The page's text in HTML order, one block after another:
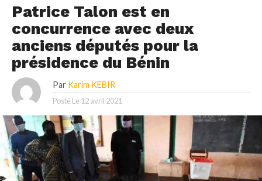
Patrice Talon est en
concurrence avec deux
anciens députés pour la
présidence du Bénin
Par Karim KEBIR
Posté Le 12 avril 2021